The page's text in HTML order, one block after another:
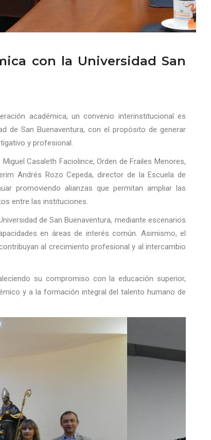
con la Universidad San
académica, un convenio interinstitucional es
de San Buenaventura, con el propósito de generar
y profesional.
Casaleth Faciolince, Orden de Frailes Menores,
Andrés Rozo Cepeda, director de la Escuela de
promoviendo alianzas que permitan ampliar las
entre las instituciones.
de San Buenaventura, mediante escenarios
en áreas de interés común. Asimismo, el
al crecimiento profesional y al intercambio
su compromiso con la educación superior,
y a la formación integral del talento humano de